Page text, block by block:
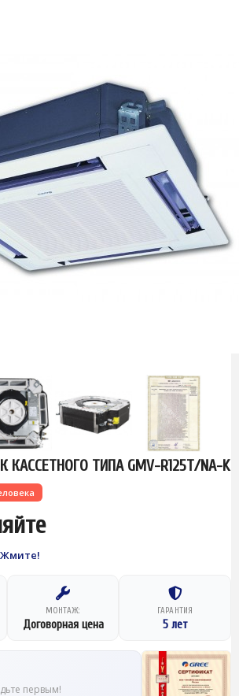
КАССЕТНОГО ТИПА GMV-R125T/NA-K
МОНТАЖ:
Договорная цена
ГАРАНТИЯ
5 лет
первым!